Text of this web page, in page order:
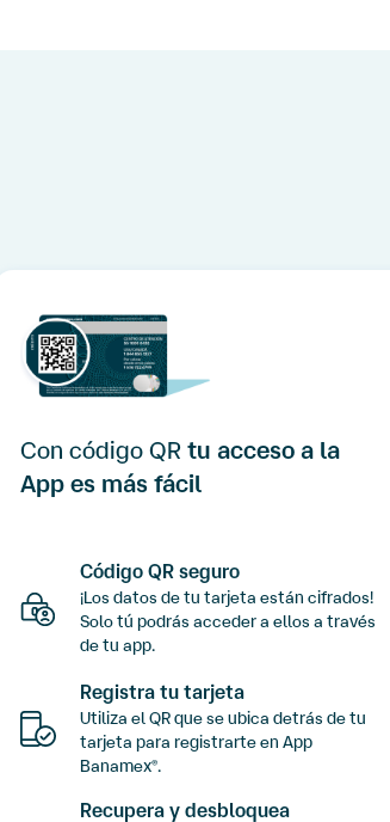
Con código QR tu acceso a la
App es más fácil
Código QR seguro
¡Los datos de tu tarjeta están cifrados!
Solo tú podrás acceder a ellos a través
de tu app.
Registra tu tarjeta
Utiliza el QR que se ubica detrás de tu
tarjeta para registrarte en App
Banamex®.
Recupera y desbloquea